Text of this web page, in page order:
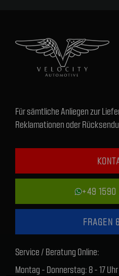
Für sämtliche Anliegen zur
Reklamationen oder
+49
FRAGEN
Service / Beratung Online:
Montag - Donnerstag: 8 - 17 Uhr